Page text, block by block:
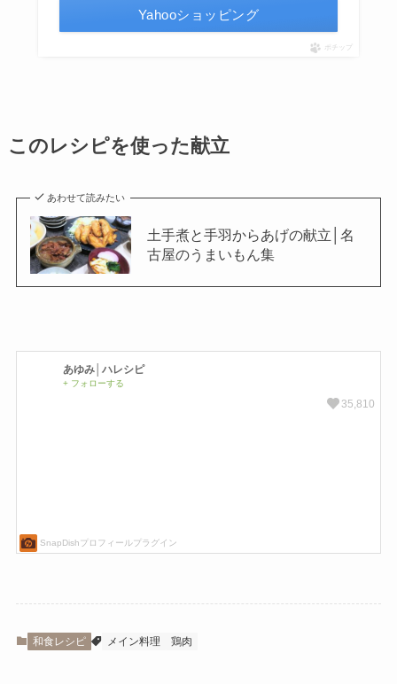
Yahooショッピング
ポチップ
このレシピを使った献立
あわせて読みたい
土手煮と手羽からあげの献立│名
古屋のうまいもん集
和食レシピ メイン料理 鶏肉